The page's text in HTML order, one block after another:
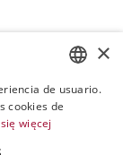
POLISH
×
de usuario.
cookies de
więcej